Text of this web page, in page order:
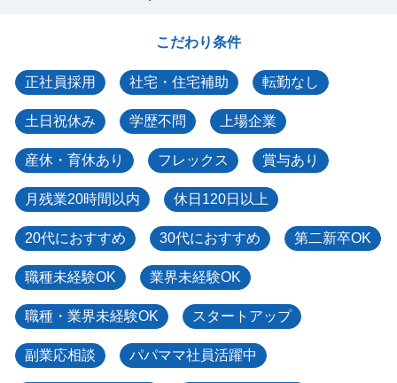
こだわり条件
正社員採用 社宅・住宅補助 転勤なし
土日祝休み 学歴不問 上場企業
産休・育休あり フレックス 賞与あり
月残業20時間以内 休日120日以上
20代におすすめ 30代におすすめ 第二新卒OK
職種未経験OK 業界未経験OK
職種・業界未経験OK スタートアップ
副業応相談 パパママ社員活躍中